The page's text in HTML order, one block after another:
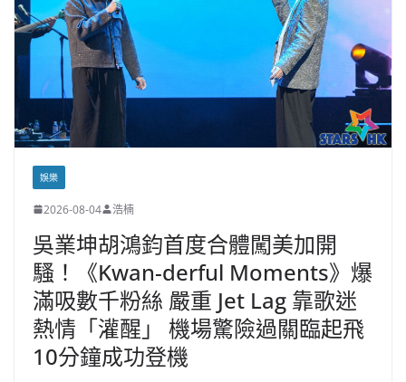
娛樂
2026-08-04 浩楠
吳業坤胡鴻鈞首度合體闖美加開
騷！《Kwan-derful Moments》爆
滿吸數千粉絲 嚴重 Jet Lag 靠歌迷
熱情「灌醒」 機場驚險過關臨起飛
10分鐘成功登機